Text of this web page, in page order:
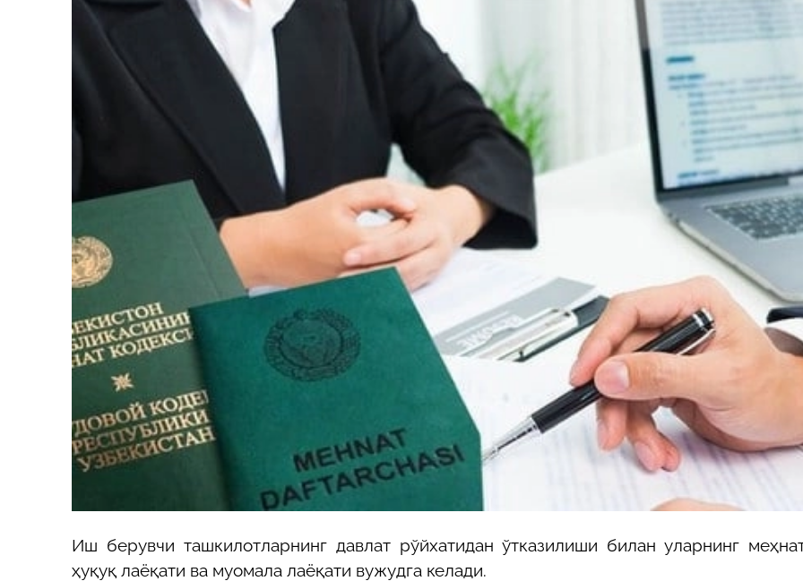
тез ва қулай йўл
15-июл 2026, 05:11
Ҳуқуқий билимларни
форматда ўрганиш имконияти
29-июн 2026, 10:29
Халқ билан очиқ мулоқот —
манфаатларига хизмат қилувчи
давлат бошқарувининг муҳим
25-июн 2026, 11:04
Электрон обуна: ҳуқуқий
тез ва қулай йўл
23-июн 2026, 10:05
Хусусий боғчада 5 ой ишлаб
чиқиш мумкинми?
Иш берувчи ташкилотларнинг давлат рўйхатидан ўтказилиши билан уларнинг
ҳуқуқ лаёқати ва муомала лаёқати вужудга келади.